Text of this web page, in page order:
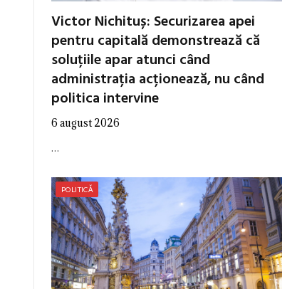
Victor Nichituș: Securizarea apei
pentru capitală demonstrează că
soluțiile apar atunci când
administrația acționează, nu când
politica intervine
6 august 2026
…
POLITICĂ